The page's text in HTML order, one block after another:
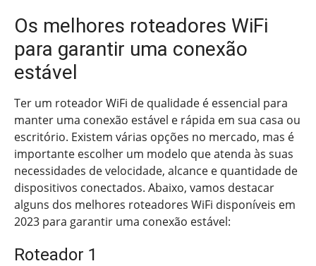
Os melhores roteadores WiFi
para garantir uma conexão
estável
Ter um roteador WiFi de qualidade é essencial para
manter uma conexão estável e rápida em sua casa ou
escritório. Existem várias opções no mercado, mas é
importante escolher um modelo que atenda às suas
necessidades de velocidade, alcance e quantidade de
dispositivos conectados. Abaixo, vamos destacar
alguns dos melhores roteadores WiFi disponíveis em
2023 para garantir uma conexão estável:
Roteador 1